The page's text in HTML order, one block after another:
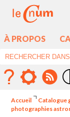
À PROPOS
Accueil Catalogue
photographies